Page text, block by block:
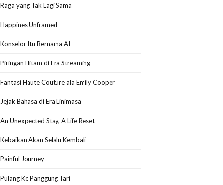
Raga yang Tak Lagi Sama
Happines Unframed
Konselor Itu Bernama AI
Piringan Hitam di Era Streaming
Fantasi Haute Couture ala Emily Cooper
Jejak Bahasa di Era Linimasa
An Unexpected Stay, A Life Reset
Kebaikan Akan Selalu Kembali
Painful Journey
Pulang Ke Panggung Tari